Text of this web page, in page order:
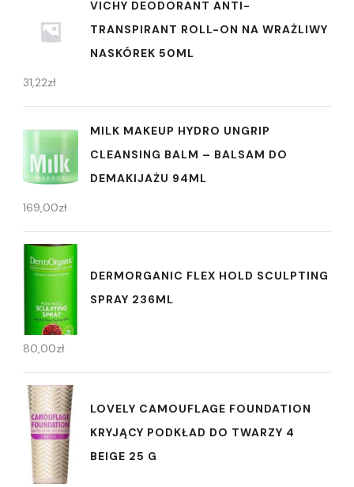
VICHY DEODORANT ANTI-
TRANSPIRANT ROLL-ON NA WRAŻLIWY
NASKÓREK 50ML
31,22zł
MILK MAKEUP HYDRO UNGRIP
CLEANSING BALM – BALSAM DO
DEMAKIJAŻU 94ML
169,00zł
DERMORGANIC FLEX HOLD SCULPTING
SPRAY 236ML
80,00zł
LOVELY CAMOUFLAGE FOUNDATION
KRYJĄCY PODKŁAD DO TWARZY 4
BEIGE 25 G